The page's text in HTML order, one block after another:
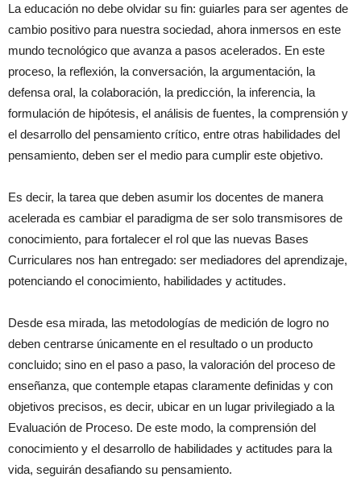
La educación no debe olvidar su fin: guiarles para ser agentes de
cambio positivo para nuestra sociedad, ahora inmersos en este
mundo tecnológico que avanza a pasos acelerados. En este
proceso, la reflexión, la conversación, la argumentación, la
defensa oral, la colaboración, la predicción, la inferencia, la
formulación de hipótesis, el análisis de fuentes, la comprensión y
el desarrollo del pensamiento crítico, entre otras habilidades del
pensamiento, deben ser el medio para cumplir este objetivo.
Es decir, la tarea que deben asumir los docentes de manera
acelerada es cambiar el paradigma de ser solo transmisores de
conocimiento, para fortalecer el rol que las nuevas Bases
Curriculares nos han entregado: ser mediadores del aprendizaje,
potenciando el conocimiento, habilidades y actitudes.
Desde esa mirada, las metodologías de medición de logro no
deben centrarse únicamente en el resultado o un producto
concluido; sino en el paso a paso, la valoración del proceso de
enseñanza, que contemple etapas claramente definidas y con
objetivos precisos, es decir, ubicar en un lugar privilegiado a la
Evaluación de Proceso. De este modo, la comprensión del
conocimiento y el desarrollo de habilidades y actitudes para la
vida, seguirán desafiando su pensamiento.